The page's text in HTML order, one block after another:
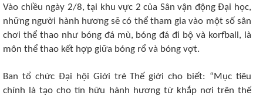
Vào chiều ngày 2/8, tại khu vực 2 của Sân vận động Đại học,
những người hành hương sẽ có thể tham gia vào một số sân
chơi thể thao như bóng đá mù, bóng đá đi bộ và korfball, là
môn thể thao kết hợp giữa bóng rổ và bóng vợt.
Ban tổ chức Đại hội Giới trẻ Thế giới cho biết: “Mục tiêu
chính là tạo cho tín hữu hành hương từ khắp nơi trên thế